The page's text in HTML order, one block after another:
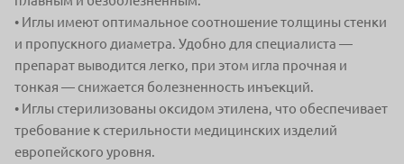
• Иглы имеют оптимальное соотношение толщины стенки
и пропускного диаметра. Удобно для специалиста —
препарат выводится легко, при этом игла прочная и
тонкая — снижается болезненность инъекций.
• Иглы стерилизованы оксидом этилена, что обеспечивает
требование к стерильности медицинских изделий
европейского уровня.